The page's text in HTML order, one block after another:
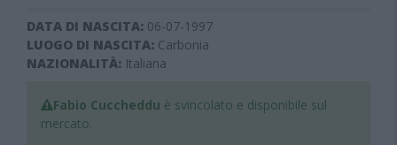
DATA DI NASCITA: 06-07-1997
LUOGO DI NASCITA: Carbonia
NAZIONALITÀ: Italiana
Fabio Cuccheddu è svincolato e disponibile sul
mercato.